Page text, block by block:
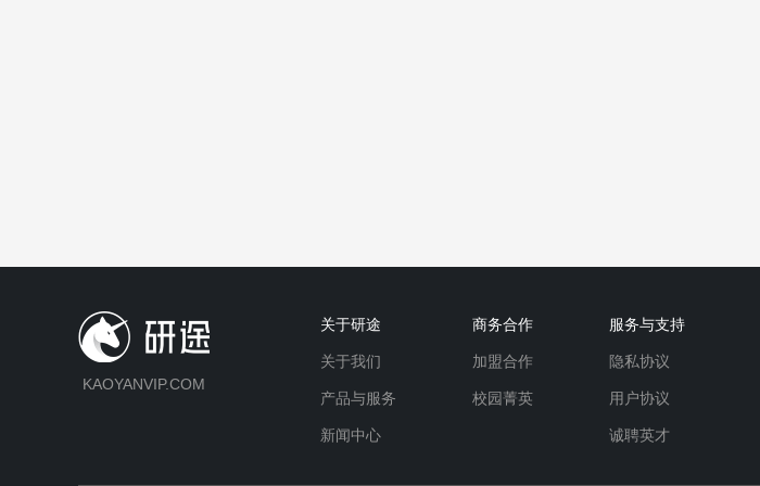
KAOYANVIP.COM
关于研途
关于我们
产品与服务
新闻中心
商务合作
加盟合作
校园菁英
服务与支持
隐私协议
用户协议
诚聘英才